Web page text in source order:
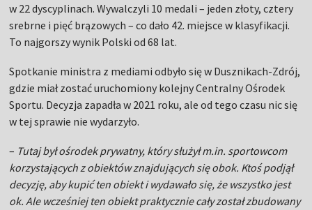
w 22 dyscyplinach. Wywalczyli 10 medali – jeden złoty, cztery
srebrne i pięć brązowych – co dało 42. miejsce w klasyfikacji.
To najgorszy wynik Polski od 68 lat.
Spotkanie ministra z mediami odbyło się w Dusznikach-Zdrój,
gdzie miał zostać uruchomiony kolejny Centralny Ośrodek
Sportu. Decyzja zapadła w 2021 roku, ale od tego czasu nic się
w tej sprawie nie wydarzyło.
– Tutaj był ośrodek prywatny, który służył m.in. sportowcom
korzystających z obiektów znajdujących się obok. Ktoś podjął
decyzję, aby kupić ten obiekt i wydawało się, że wszystko jest
ok. Ale wcześniej ten obiekt praktycznie cały został zbudowany